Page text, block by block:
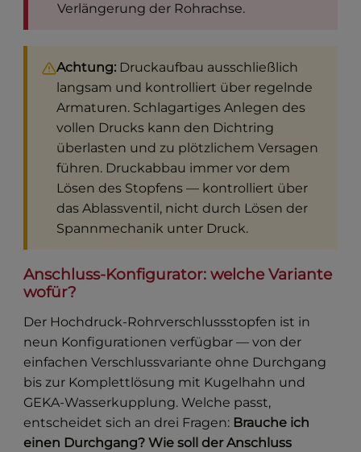
Verlängerung der Rohrachse.
Achtung: Druckaufbau ausschließlich
langsam und kontrolliert über regelnde
Armaturen. Schlagartiges Anlegen des
vollen Drucks kann den Dichtring
überlasten und zu plötzlichem Versagen
führen. Druckabbau immer vor dem
Lösen des Stopfens — kontrolliert über
das Ablassventil, nicht durch Lösen der
Spannmechanik unter Druck.
Anschluss-Konfigurator: welche Variante
wofür?
Der Hochdruck-Rohrverschlussstopfen ist in
neun Konfigurationen verfügbar — von der
einfachen Verschlussvariante ohne Durchgang
bis zur Komplettlösung mit Kugelhahn und
GEKA-Wasserkupplung. Welche passt,
entscheidet sich an drei Fragen: Brauche ich
einen Durchgang? Wie soll der Anschluss